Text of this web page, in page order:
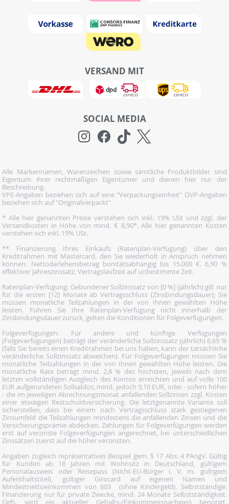
VERSAND MIT
SOCIAL MEDIA
Alle Markennamen, Warenzeichen sowie sämtliche Produktbilder sind
Eigentum ihrer rechtmäßigen Eigentümer und dienen hier nur der
Beschreibung.
VPE-Angaben beziehen sich auf eine "Verpackungseinheit" OVP-Angaben
beziehen sich auf "Originalverpackt"
* Alle hier genannten Preise verstehen sich inkl. 19% USt und zzgl. der
Versandkosten in Höhe von mind. € 8,90*. Alle hier genannten Kosten
verstehen sich inkl. 19% USt.
** Finanzierung Ihres Einkaufs (Ratenplan-Verfügung) über den
Kreditrahmen mit Mastercard, den Sie wiederholt in Anspruch nehmen
können. Nettodarlehensbetrag bonitätsabhängig bis 15.000 €. 6,90 %
effektiver Jahreszinssatz. Vertragslaufzeit auf unbestimmte Zeit.
Ratenplan-Verfügung: Gebundener Sollzinssatz von [0 %] (jährlich) gilt nur
für die ersten [12] Monate ab Vertragsschluss (Zinsbindungsdauer); Sie
müssen monatliche Teilzahlungen in der von Ihnen gewählten Höhe
leisten. Führen Sie Ihre Ratenplan-Verfügung nicht innerhalb der
Zinsbindungsdauer zurück, gelten die Konditionen für Folgeverfügungen.
Folgeverfügungen: Für andere und künftige Verfügungen
(Folgeverfügungen) beträgt der veränderliche Sollzinssatz (jährlich) 6,69 %
(falls Sie bereits einen Kreditrahmen bei uns haben, kann der tatsächliche
veränderliche Sollzinssatz abweichen). Für Folgeverfügungen müssen Sie
monatliche Teilzahlungen in der von Ihnen gewählten Höhe leisten. Die
monatliche Rate beträgt mind. 2,8 % des höchsten, jeweils nach dem
letzten vollständigen Ausgleich des Kontos erreichten und auf volle 100
EUR aufgerundeten Sollsaldos, mind. jedoch 9,10 EUR, oder - sofern höher
- die im jeweiligen Abrechnungsmonat anfallenden Sollzinsen zzgl. Kosten
einer etwaigen Restschuldversicherung. Die letztgenannte Variante soll
sicherstellen, dass bei einem nach Vertragsschluss stark gestiegenen
Zinsumfeld die Teilzahlungen mindestens die anfallenden Zinsen und die
Versicherungsprämie abdecken. Zahlungen für Folgeverfügungen werden
erst auf verzinste Folgeverfügungen angerechnet, bei unterschiedlichen
Zinssätzen zuerst auf die höher verzinsten.
Angaben zugleich repräsentatives Beispiel gem. § 17 Abs. 4 PAngV. Gültig
für Kunden ab 18 Jahren mit Wohnsitz in Deutschland, gültigem
Personalausweis oder Reisepass (Nicht-EU-Bürger i. V. m. gültigem
Aufenthaltstitel), gültiger Girocard auf eigenen Namen und
Mindestnettoeinkommen von 603  (ohne Kindergeld). Selbstständige:
Finanzierung nur für private Zwecke, mind. 24 Monate Selbstständigkeit.
Ggfs. wird ein aktueller Gehalts-/Einkommensnachweis benötigt.